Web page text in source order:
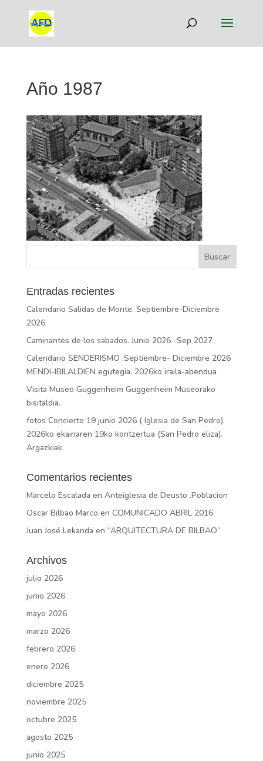
Año 1987
Entradas recientes
Calendario Salidas de Monte. Septiembre-Diciembre
2026
Caminantes de los sabados. Junio 2026 -Sep 2027
Calendario SENDERISMO .Septiembre- Diciembre 2026
MENDI-IBILALDIEN egutegia. 2026ko iraila-abendua
Visita Museo Guggenheim Guggenheim Museorako
bisitaldia.
fotos Concierto 19 junio 2026 ( Iglesia de San Pedro).
2026ko ekainaren 19ko kontzertua (San Pedro eliza).
Argazkiak.
Comentarios recientes
Marcelo Escalada en Anteiglesia de Deusto .Poblacion
Oscar Bilbao Marco en COMUNICADO ABRIL 2016
Juan José Lekanda en “ARQUITECTURA DE BILBAO”
Archivos
julio 2026
junio 2026
mayo 2026
marzo 2026
febrero 2026
enero 2026
diciembre 2025
noviembre 2025
octubre 2025
agosto 2025
junio 2025